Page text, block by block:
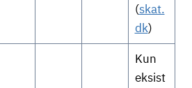
(skat.
dk)
Kun
eksist